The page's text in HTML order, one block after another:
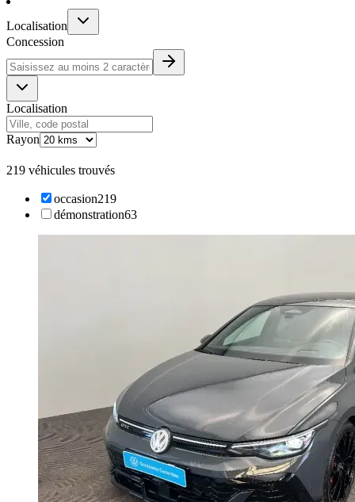
Localisation
Concession
Localisation
Rayon
219 véhicules trouvés
occasion219
démonstration63